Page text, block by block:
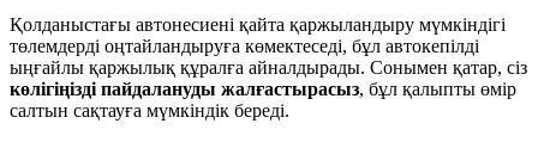
Қолданыстағы автонесиені қайта қаржыландыру мүмкіндігі
төлемдерді оңтайландыруға көмектеседі, бұл автокепілді
ыңғайлы қаржылық құралға айналдырады. Сонымен қатар, сіз
көлігіңізді пайдалануды жалғастырасыз, бұл қалыпты өмір
салтын сақтауға мүмкіндік береді.